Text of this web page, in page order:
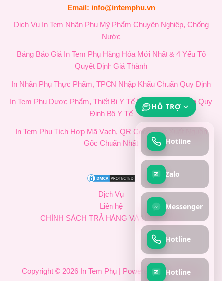
Email: info@intemphu.vn
Dịch Vụ In Tem Nhãn Phụ Mỹ Phẩm Chuyên Nghiệp, Chống
Nước
Bảng Báo Giá In Tem Phụ Hàng Hóa Mới Nhất & 4 Yếu Tố
Quyết Định Giá Thành
In Nhãn Phụ Thực Phẩm, TPCN Nhập Khẩu Chuẩn Quy Định
In Tem Phụ Dược Phẩm, Thiết Bị Y Tế Nhập Khẩu Chuẩn Quy
Định Bộ Y Tế
In Tem Phụ Tích Hợp Mã Vạch, QR Code Truy Xuất Nguồn
Gốc Chuẩn Nhất
Dịch Vụ
Liên hệ
CHÍNH SÁCH TRẢ HÀNG VÀ HOÀN TIỀN
Copyright © 2026 In Tem Phụ | Powered by In Tem Phụ
HỖ TRỢ
Hotline
Zalo
Messenger
Hotline
Hotline